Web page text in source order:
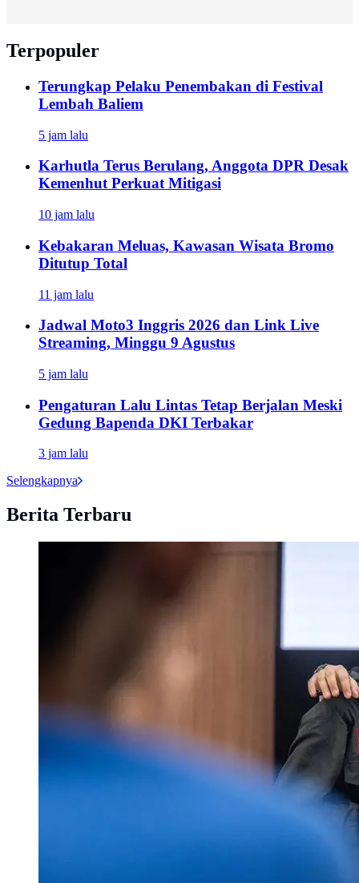
Terpopuler
Terungkap Pelaku Penembakan di Festival
Lembah Baliem
5 jam lalu
Karhutla Terus Berulang, Anggota DPR Desak
Kemenhut Perkuat Mitigasi
10 jam lalu
Kebakaran Meluas, Kawasan Wisata Bromo
Ditutup Total
11 jam lalu
Jadwal Moto3 Inggris 2026 dan Link Live
Streaming, Minggu 9 Agustus
5 jam lalu
Pengaturan Lalu Lintas Tetap Berjalan Meski
Gedung Bapenda DKI Terbakar
3 jam lalu
Selengkapnya
Berita Terbaru